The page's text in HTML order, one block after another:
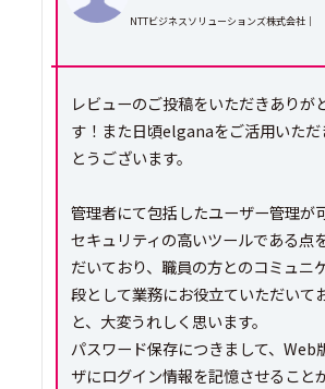
NTTビジネスソリューションズ株式会社｜
レビューのご投稿をいただきありが
す！また日頃elganaをご活用いた
とうございます。
管理者にて包括したユーザー管理が
セキュリティの高いツールである点
だいており、職員の方とのコミュニ
段として業務にお役立ていただいて
と、大変うれしく思います。
パスワード保存につきまして、Web
ザにログイン情報を記憶させること